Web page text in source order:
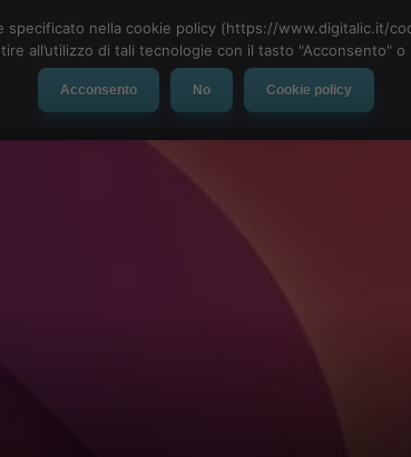
Social Network App Automotive Tech-
nella cookie policy (https://www.digitalic.it/
all’utilizzo di tali tecnologie con il tasto "Acconsento"
Acconsento No Cookie policy